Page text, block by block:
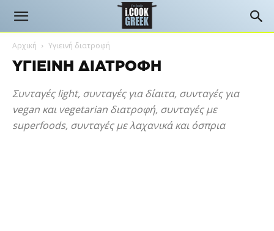
Αρχική Υγιεινή διατροφή
ΥΓΙΕΙΝΉ ΔΙΑΤΡΟΦΉ
Συνταγές light, συνταγές για δίαιτα, συνταγές για
vegan και vegetarian διατροφή, συνταγές με
superfoods, συνταγές με λαχανικά και όσπρια